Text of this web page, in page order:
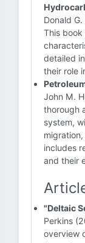
Donald
This book
detailed
their role
John M.
thorough
system,
includes
and their
"Deltaic
Perkins
overview